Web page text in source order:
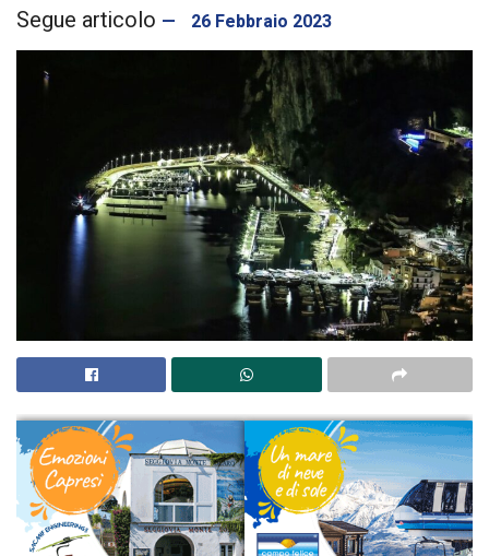
26 Febbraio 2023